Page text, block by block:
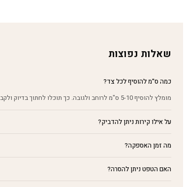
שאלות נפוצות
כמה ס"מ להוסיף לכל צד?
מומלץ להוסיף 5-10 ס"מ לרוחב ולגובה. כך תוכלו לחתוך בדיוק ולקבל מיפוי מושלם על הקיר.
על אילו קירות ניתן להדביק?
מה זמן האספקה?
האם הטפט ניתן להסרה?